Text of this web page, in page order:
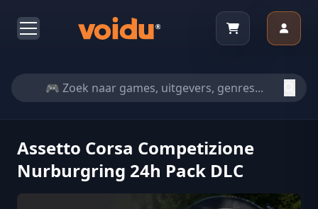
Assetto Corsa Competizione
Nurburgring 24h Pack DLC